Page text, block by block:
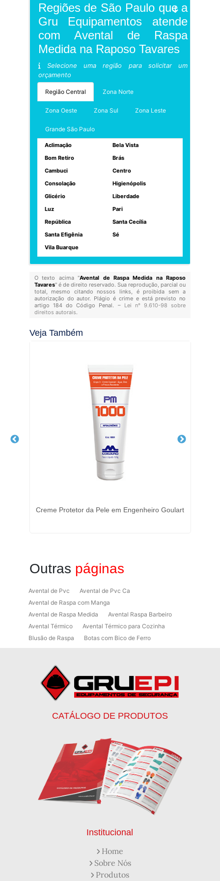
Regiões de São Paulo que a
Gru Equipamentos atende
com Avental de Raspa
Medida na Raposo Tavares
Selecione uma região para solicitar um
orçamento
Região Central Zona Norte
Zona Oeste Zona Sul Zona Leste
Grande São Paulo
Aclimação
Bela Vista
Bom Retiro
Brás
Cambuci
Centro
Consolação
Higienópolis
Glicério
Liberdade
Luz
Pari
República
Santa Cecília
Santa Efigênia
Sé
Vila Buarque
O texto acima "Avental de Raspa Medida na Raposo
Tavares" é de direito reservado. Sua reprodução, parcial ou
total, mesmo citando nossos links, é proibida sem a
autorização do autor. Plágio é crime e está previsto no
artigo 184 do Código Penal. – Lei n° 9.610-98 sobre
direitos autorais.
Veja Também
Creme Protetor da Pele em Engenheiro Goulart
Outras páginas
Avental de Pvc
Avental de Pvc Ca
Avental de Raspa com Manga
Avental de Raspa Medida
Avental Raspa Barbeiro
Avental Térmico
Avental Térmico para Cozinha
Blusão de Raspa
Botas com Bico de Ferro
Botinas
Botinas Bico de Ferro
Botinas de Segurança
Botinas de Trabalho
Botinas EPI
Botinas Masculinas para Trabalho
Calçados de Segurança
Calçados de Segurança Epi
Capacete de Segurança Ca
Capacete de Segurança Classe b
Capacetes de Proteção
Capacetes de Proteção EPI
Capacetes de Segurança
Capacetes EPI
Capa de Chuva Pvc Amarela C/ Forro e Capuz
Capa de Chuva Pvc Preta C/ Forro e Capuz
Como Protetor Solar Funciona
Creme Protetor da Pele
Creme Protetor para Pele
Desengraxante Industrial
CATÁLOGO DE PRODUTOS
Institucional
Home
Sobre Nós
Produtos